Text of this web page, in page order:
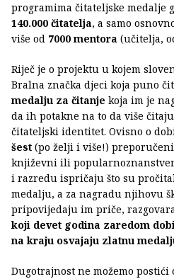
programima čitateljske medalje
140.000 čitatelja, a samo
više od 7000 mentora (učitelja,
Riječ je o projektu u kojem
Bralna značka djeci koja puno
medalju za čitanje koja im je
da ih potakne na to da više
čitateljski identitet. Ovisno o
šest (po želji i više!)
književni ili
i razredu ispričaju što su
medalju, a za nagradu njihovu
pripovijedaju im priče,
koji devet godina zaredom
na kraju osvajaju zlatnu
Dugotrajnost ne možemo postići